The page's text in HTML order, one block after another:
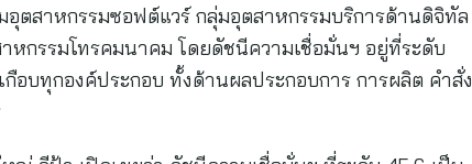
ตสาหกรรมซอฟต์แวร์ กลุ่มอุตสาหกรรมบริการด้านดิจิทัล
กรรมโทรคมนาคม โดยดัชนีความเชื่อมั่นฯ อยู่ที่ระดับ
อบทุกองค์ประกอบ ทั้งด้านผลประกอบการ การผลิต คำสั่ง